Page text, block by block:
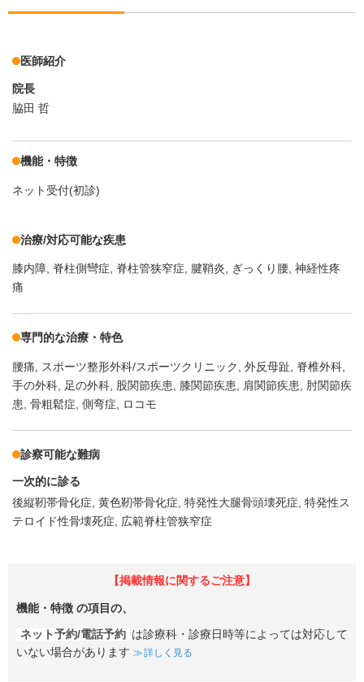
医師紹介
院長
脇田 哲
機能・特徴
ネット受付(初診)
治療/対応可能な疾患
膝内障 脊柱側彎症 脊柱管狭窄症 腱鞘炎 ぎっくり腰 神経性疼
痛
専門的な治療・特色
腰痛 スポーツ整形外科/スポーツクリニック 外反母趾
脊椎外科
手の外科
足の外科 股関節疾患 膝関節疾患 肩関節疾患
肘関節疾
患 骨粗鬆症 側弯症 ロコモ
診察可能な難病
一次的に診る
後縦靭帯骨化症 黄色靭帯骨化症 特発性大腿骨頭壊死症 特発性ス
テロイド性骨壊死症
広範脊柱管狭窄症
【掲載情報に関するご注意】
機能・特徴 の項目の、
ネット予約/電話予約 は診療科・診療日時等によっては対応して
いない場合があります
詳しく見る